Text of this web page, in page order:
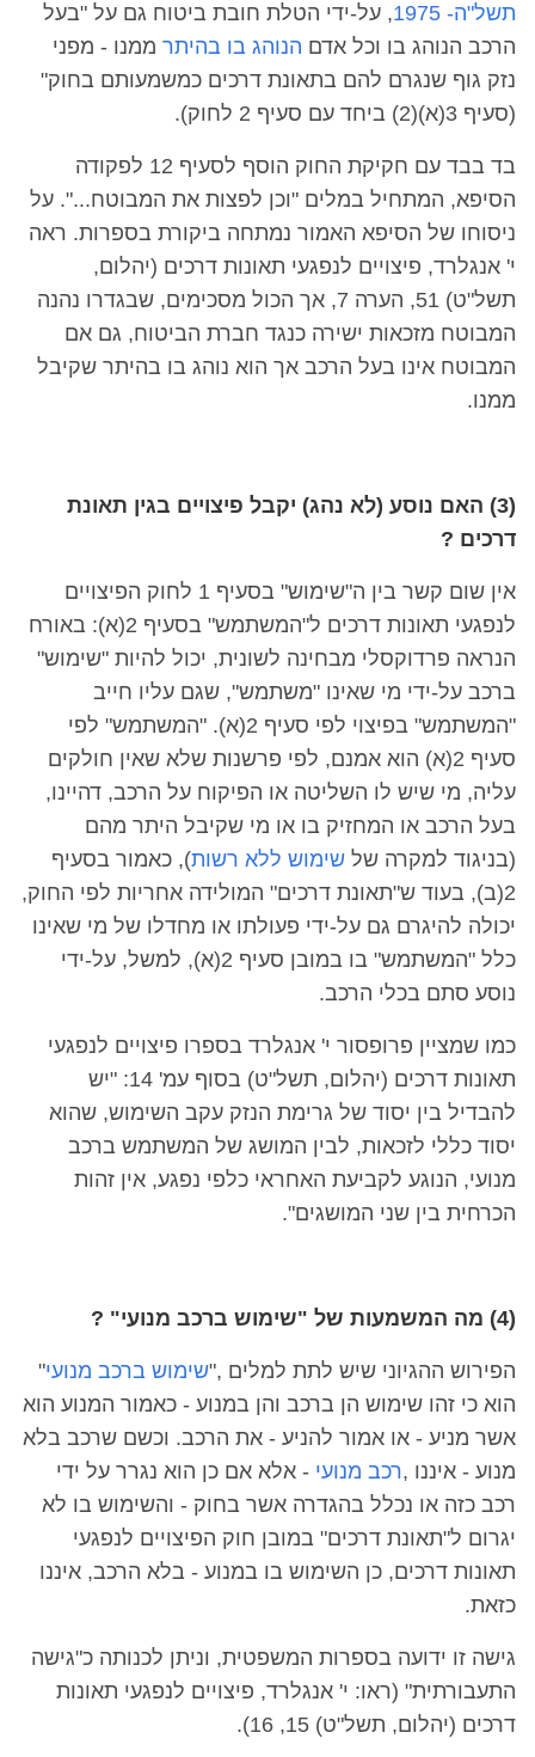
תשל"ה- 1975
, על-ידי הטלת חובת ביטוח גם על "בעל
הרכב הנוהג בו וכל אדם הנוהג בו בהיתר ממנו - מפני
נזק גוף שנגרם להם בתאונת דרכים כמשמעותם בחוק"
(סעיף 3(א)(2) ביחד עם סעיף 2 לחוק).
בד בבד עם חקיקת החוק הוסף לסעיף 12 לפקודה
הסיפא, המתחיל במלים "וכן לפצות את המבוטח...". על
ניסוחו של הסיפא האמור נמתחה ביקורת בספרות. ראה
י' אנגלרד, פיצויים לנפגעי תאונות דרכים (יהלום,
תשל"ט) 51, הערה 7, אך הכול מסכימים, שבגדרו נהנה
המבוטח מזכאות ישירה כנגד חברת הביטוח, גם אם
המבוטח אינו בעל הרכב אך הוא נוהג בו בהיתר שקיבל
ממנו.
(3) האם נוסע (לא נהג) יקבל פיצויים בגין תאונת
דרכים ?
אין שום קשר בין ה"שימוש" בסעיף 1 לחוק הפיצויים
לנפגעי תאונות דרכים ל"המשתמש" בסעיף 2(א): באורח
הנראה פרדוקסלי מבחינה לשונית, יכול להיות "שימוש"
ברכב על-ידי מי שאינו "משתמש", שגם עליו חייב
"המשתמש" בפיצוי לפי סעיף 2(א). "המשתמש" לפי
סעיף 2(א) הוא אמנם, לפי פרשנות שלא שאין חולקים
עליה, מי שיש לו השליטה או הפיקוח על הרכב, דהיינו,
בעל הרכב או המחזיק בו או מי שקיבל היתר מהם
(בניגוד למקרה של שימוש ללא רשות), כאמור בסעיף
2(ב), בעוד ש"תאונת דרכים" המולידה אחריות לפי החוק,
יכולה להיגרם גם על-ידי פעולתו או מחדלו של מי שאינו
כלל "המשתמש" בו במובן סעיף 2(א), למשל, על-ידי
נוסע סתם בכלי הרכב.
כמו שמציין פרופסור י' אנגלרד בספרו פיצויים לנפגעי
תאונות דרכים (יהלום, תשל"ט) בסוף עמ' 14: "יש
להבדיל בין יסוד של גרימת הנזק עקב השימוש, שהוא
יסוד כללי לזכאות, לבין המושג של המשתמש ברכב
מנועי, הנוגע לקביעת האחראי כלפי נפגע, אין זהות
הכרחית בין שני המושגים".
(4) מה המשמעות של "שימוש ברכב מנועי" ?
הפירוש ההגיוני שיש לתת למלים ,"שימוש ברכב מנועי"
הוא כי זהו שימוש הן ברכב והן במנוע - כאמור המנוע הוא
אשר מניע - או אמור להניע - את הרכב. וכשם שרכב בלא
מנוע - איננו ,רכב מנועי - אלא אם כן הוא נגרר על ידי
רכב כזה או נכלל בהגדרה אשר בחוק - והשימוש בו לא
יגרום ל"תאונת דרכים" במובן חוק הפיצויים לנפגעי
תאונות דרכים, כן השימוש בו במנוע - בלא הרכב, איננו
כזאת.
גישה זו ידועה בספרות המשפטית, וניתן לכנותה כ"גישה
התעבורתית" (ראו: י' אנגלרד, פיצויים לנפגעי תאונות
דרכים (יהלום, תשל"ט) 15, 16).